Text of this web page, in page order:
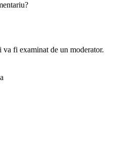
fi examinat de un moderator.